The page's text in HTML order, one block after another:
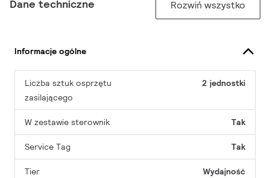
Dane techniczne Rozwiń wszystko
Informacje ogólne
Liczba sztuk osprzętu
zasilającego
2 jednostki
W zestawie sterownik Tak
Service Tag Tak
Tier Wydajność